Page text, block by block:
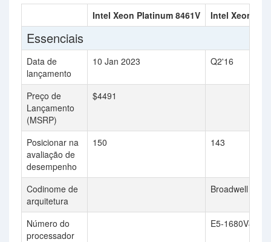
Intel Xeon Platinum 8461V Intel Xeon E5-
Essenciais
Data de
lançamento
10 Jan 2023 Q2'16
Preço de
Lançamento
(MSRP)
$4491
Posicionar na
avaliação de
desempenho
150 143
Codinome de
arquitetura
Broadwell
Número do
processador
E5-1680V4